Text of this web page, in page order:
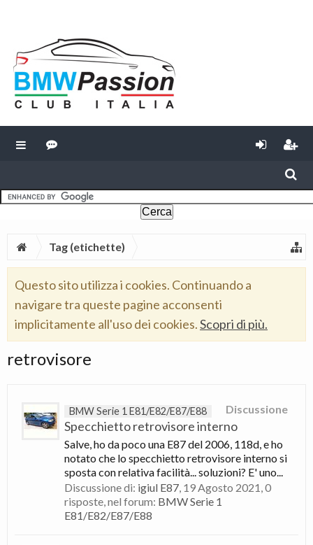
Tag (etichette)
Questo sito utilizza i cookies. Continuando a
navigare tra queste pagine acconsenti
implicitamente all'uso dei cookies.Scopri di più.
retrovisore
Discussione
BMW Serie 1 E81/E82/E87/E88
Specchietto retrovisore interno
Salve, ho da poco una E87 del 2006, 118d, e ho
notato che lo specchietto retrovisore interno si
sposta con relativa facilità... soluzioni? E' uno...
Discussione di: igiul E87, 19 Agosto 2021, 0
risposte, nel forum: BMW Serie 1
E81/E82/E87/E88